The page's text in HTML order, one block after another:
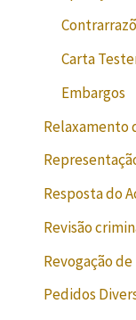
Carta
Embargos
Relaxamento
Resposta do
Revisão
Revogação
Pedidos